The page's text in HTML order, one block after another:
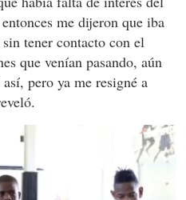
me dijeron que iba
tener contacto con el
que venían pasando, aún
pero ya me resigné a